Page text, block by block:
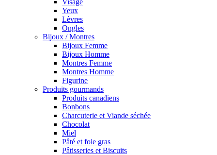
Yeux
Lèvres
Ongles
Bijoux / Montres
Bijoux Femme
Bijoux Homme
Montres Femme
Montres Homme
Figurine
Produits gourmands
Produits canadiens
Bonbons
Charcuterie et Viande séchée
Chocolat
Miel
Pâté et foie gras
Pâtisseries et Biscuits